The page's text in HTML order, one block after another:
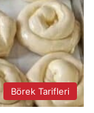
Börek Tarifleri